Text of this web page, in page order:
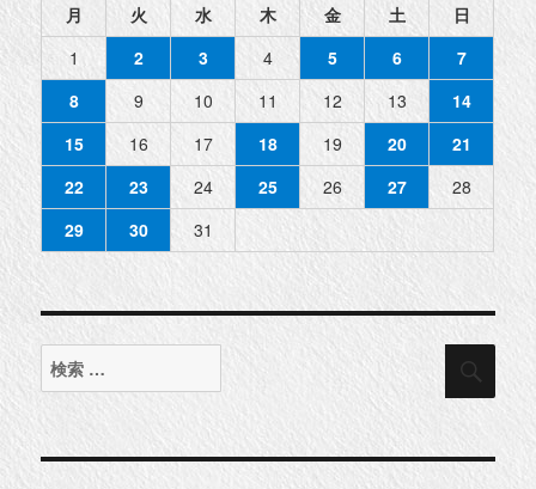
月 火 水 木 金 土
日
1
2 3 4 5 6
7
8
9 10 11 12 13
14
15
16 17 18 19 20
21
22
23 24 25 26 27
28
29
30 31
検
索